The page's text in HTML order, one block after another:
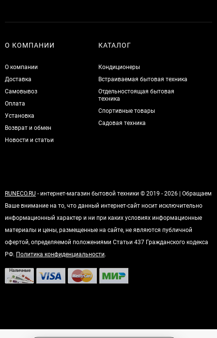
О КОМПАНИИ
О компании
Доставка
Самовывоз
Оплата
Установка
Возврат и обмен
Новости и статьи
КАТАЛОГ
Кондиционеры
Встраиваемая бытовая техника
Отдельностоящая бытовая
техника
Спортивные товары
Садовая техника
RUNECO.RU - интернет-магазин бытовой техники © 2019 - 2026 | Обращаем
Ваше внимание на то, что данный интернет-сайт носит исключительно
информационный характер и ни при каких условиях информационные
материалы и цены, размещенные на сайте, не являются публичной
офертой, определяемой положениями Статьи 437 Гражданского кодекса
РФ. Политика конфиденциальности.